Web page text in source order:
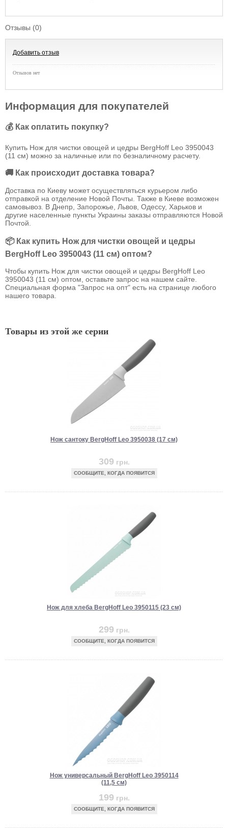
Отзывы (0)
Добавить отзыв
Отзывов нет
Информация для покупателей
💰 Как оплатить покупку?
Купить Нож для чистки овощей и цедры BergHoff Leo 3950043
(11 см) можно за наличные или по безналичному расчету.
🚚 Как происходит доставка товара?
Доставка по Киеву может осуществляться курьером либо
отправкой на отделение Новой Почты. Также в Киеве возможен
самовывоз. В Днепр, Запорожье, Львов, Одессу, Харьков и
другие населенные пункты Украины заказы отправляются Новой
Почтой.
📦 Как купить Нож для чистки овощей и цедры
BergHoff Leo 3950043 (11 см) оптом?
Чтобы купить Нож для чистки овощей и цедры BergHoff Leo
3950043 (11 см) оптом, оставьте запрос на нашем сайте.
Специальная форма "Запрос на опт" есть на странице любого
нашего товара.
Товары из этой же серии
Нож сантоку BergHoff Leo 3950038 (17 см)
309 грн.
СООБЩИТЕ, КОГДА ПОЯВИТСЯ
Нож для хлеба BergHoff Leo 3950115 (23 см)
299 грн.
СООБЩИТЕ, КОГДА ПОЯВИТСЯ
Нож универсальный BergHoff Leo 3950114
(11,5 см)
199 грн.
СООБЩИТЕ, КОГДА ПОЯВИТСЯ